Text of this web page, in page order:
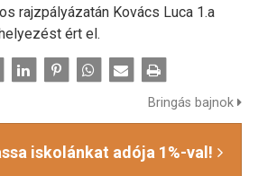
rajzpályázatán Kovács Luca 1.a
ért el.
Bringás bajnok
iskolánkat adója 1%-val!